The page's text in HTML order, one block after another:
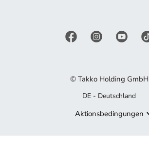
© Takko Holding GmbH
DE - Deutschland
Aktionsbedingungen